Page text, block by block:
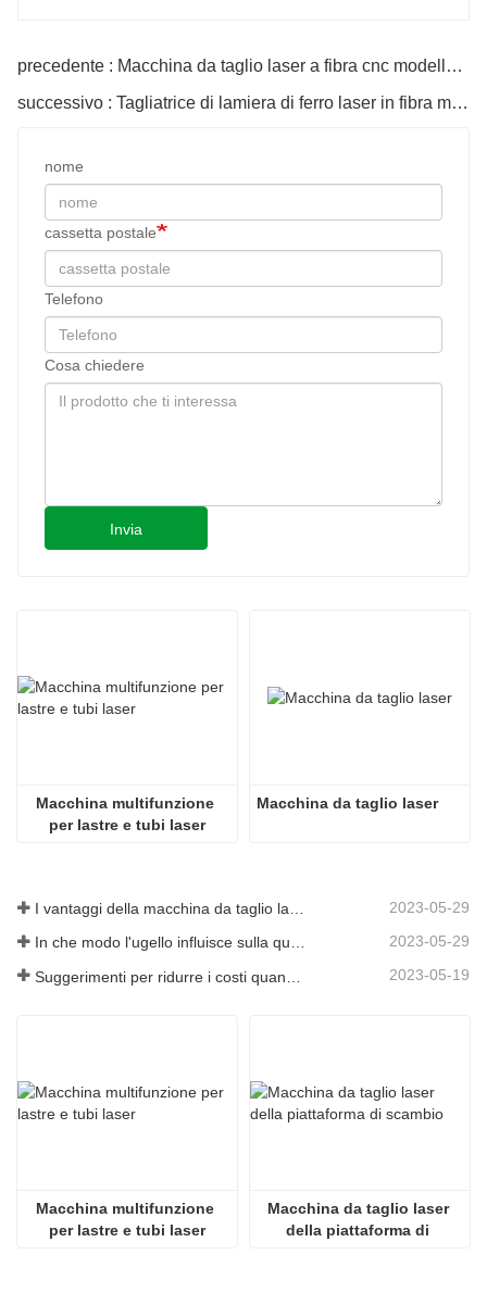
precedente : Macchina da taglio laser a fibra cnc modello CM-piastra e tubo a doppio scopo 6000w
successivo : Tagliatrice di lamiera di ferro laser in fibra modello H cnc in metallo
nome
cassetta postale
Telefono
Cosa chiedere
Invia
Macchina multifunzione
per lastre e tubi laser
Macchina da taglio laser
2023-05-29
In che modo l'ugello influisce sulla qualità del taglio laser? 2023-05-29
2023-05-19
Macchina multifunzione
per lastre e tubi laser
Macchina da taglio laser
della piattaforma di